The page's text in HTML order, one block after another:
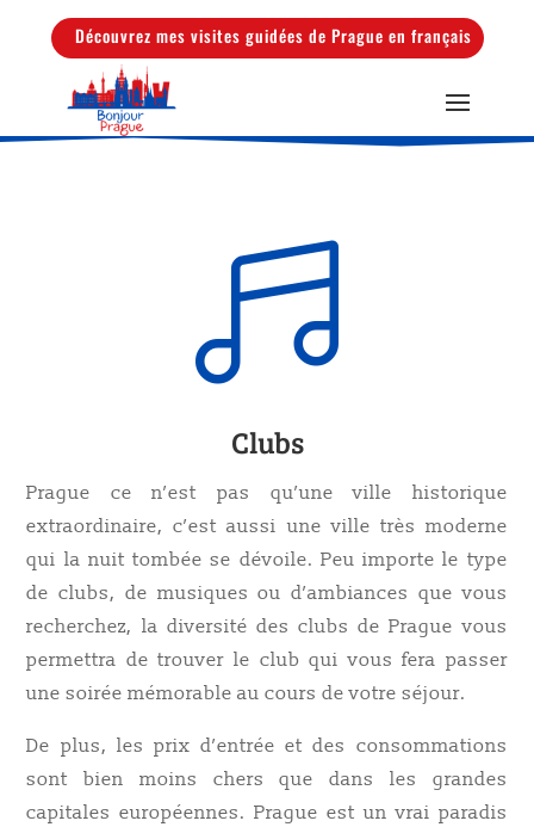
Découvrez mes visites guidées de Prague en français

Clubs
Prague ce n’est pas qu’une ville historique
extraordinaire, c’est aussi une ville très moderne
qui la nuit tombée se dévoile. Peu importe le type
de clubs, de musiques ou d’ambiances que vous
recherchez, la diversité des clubs de Prague vous
permettra de trouver le club qui vous fera passer
une soirée mémorable au cours de votre séjour.
De plus, les prix d’entrée et des consommations
sont bien moins chers que dans les grandes
capitales européennes. Prague est un vrai paradis